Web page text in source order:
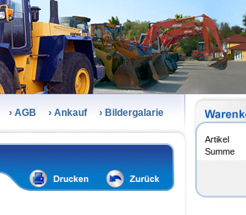
› AGB › Ankauf › Bildergalarie
Artikel
Summe